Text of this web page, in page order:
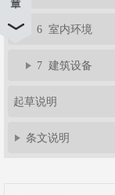
6 室内环境
7 建筑设备
起草说明
条文说明